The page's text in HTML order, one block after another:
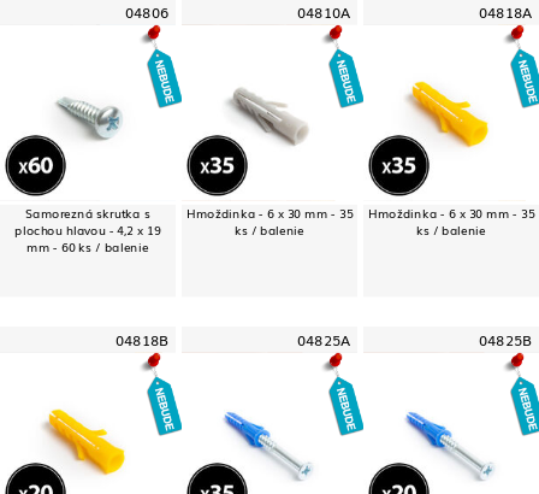
04806
Samorezná skrutka s
plochou hlavou - 4,2 x 19
mm - 60 ks / balenie
04810A
Hmoždinka - 6 x 30 mm - 35
ks / balenie
04818A
Hmoždinka - 6 x 30 mm - 35
ks / balenie
04818B 04825A 04825B